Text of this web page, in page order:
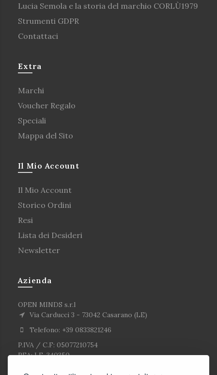
Lucia Semola e la storia del marchio CORLÙ1979
Strumenti GDPR
Contattaci
Extra
Marchi
Voucher Regalo
Speciali
Mappa del Sito
Il Mio Account
Il Mio Account
Storico Ordini
Resi
Lista dei Desideri
Newsletter
Azienda
OPEN MINDS s.r.l
Via Carducci 3 - 73042 Casarano (LE)
Telefono: +39 0833821246
P.IVA / C.F: 05077210754
REA: LE-340350